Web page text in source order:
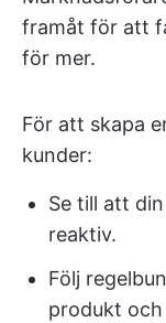
framåt för att
för mer.
För att skapa
kunder:
Se till att
reaktiv.
Följ
produkt